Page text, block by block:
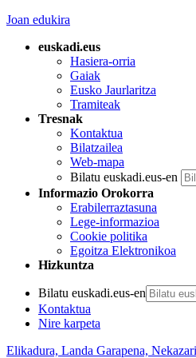
Joan edukira
euskadi.eus
Hasiera-orria
Gaiak
Eusko Jaurlaritza
Tramiteak
Tresnak
Kontaktua
Bilatzailea
Web-mapa
Bilatu euskadi.eus-en
Informazio Orokorra
Erabilerraztasuna
Lege-informazioa
Cookie politika
Egoitza Elektronikoa
Hizkuntza
Bilatu euskadi.eus-en
Kontaktua
Nire karpeta
Elikadura, Landa Garapena,